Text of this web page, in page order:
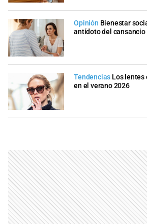
Opinión Bienestar
antídoto del
Tendencias Los lentes
en el verano 2026